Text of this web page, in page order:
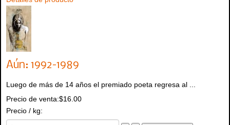
Aún: 1992-1989
Luego de más de 14 años el premiado poeta regresa al ...
Precio de venta:$16.00
Precio / kg: